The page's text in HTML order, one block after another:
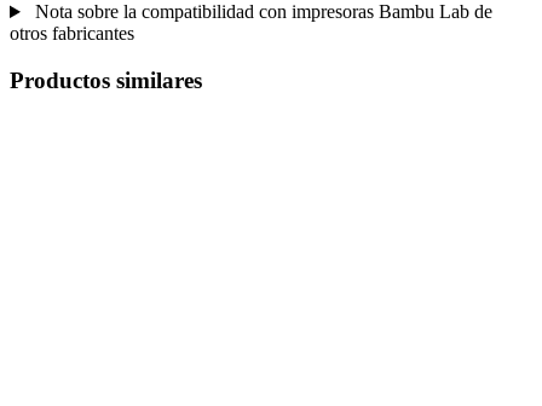
Nota sobre la compatibilidad con impresoras Bambu Lab de
otros fabricantes
Productos similares